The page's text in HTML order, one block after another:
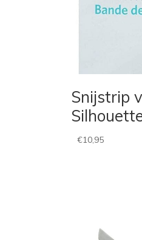
Snijstrip
€10,95